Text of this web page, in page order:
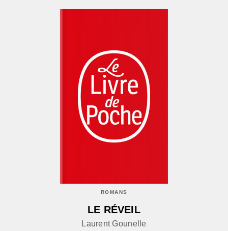
ROMANS
LE RÉVEIL
Laurent Gounelle